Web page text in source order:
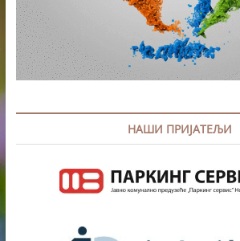
НАШИ ПРИЈАТЕЉИ